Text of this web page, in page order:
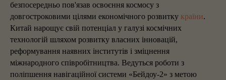
безпосередньо пов'язав освоєння космосу з
довгостроковими цілями економічного розвитку країни.
Китай нарощує свій потенціал у галузі космічних
технологій шляхом розвитку власних інновацій,
реформування наявних інститутів і зміцнення
міжнародного співробітництва. Ведуться роботи з
поліпшення навігаційної системи «Бейдоу-2» з метою